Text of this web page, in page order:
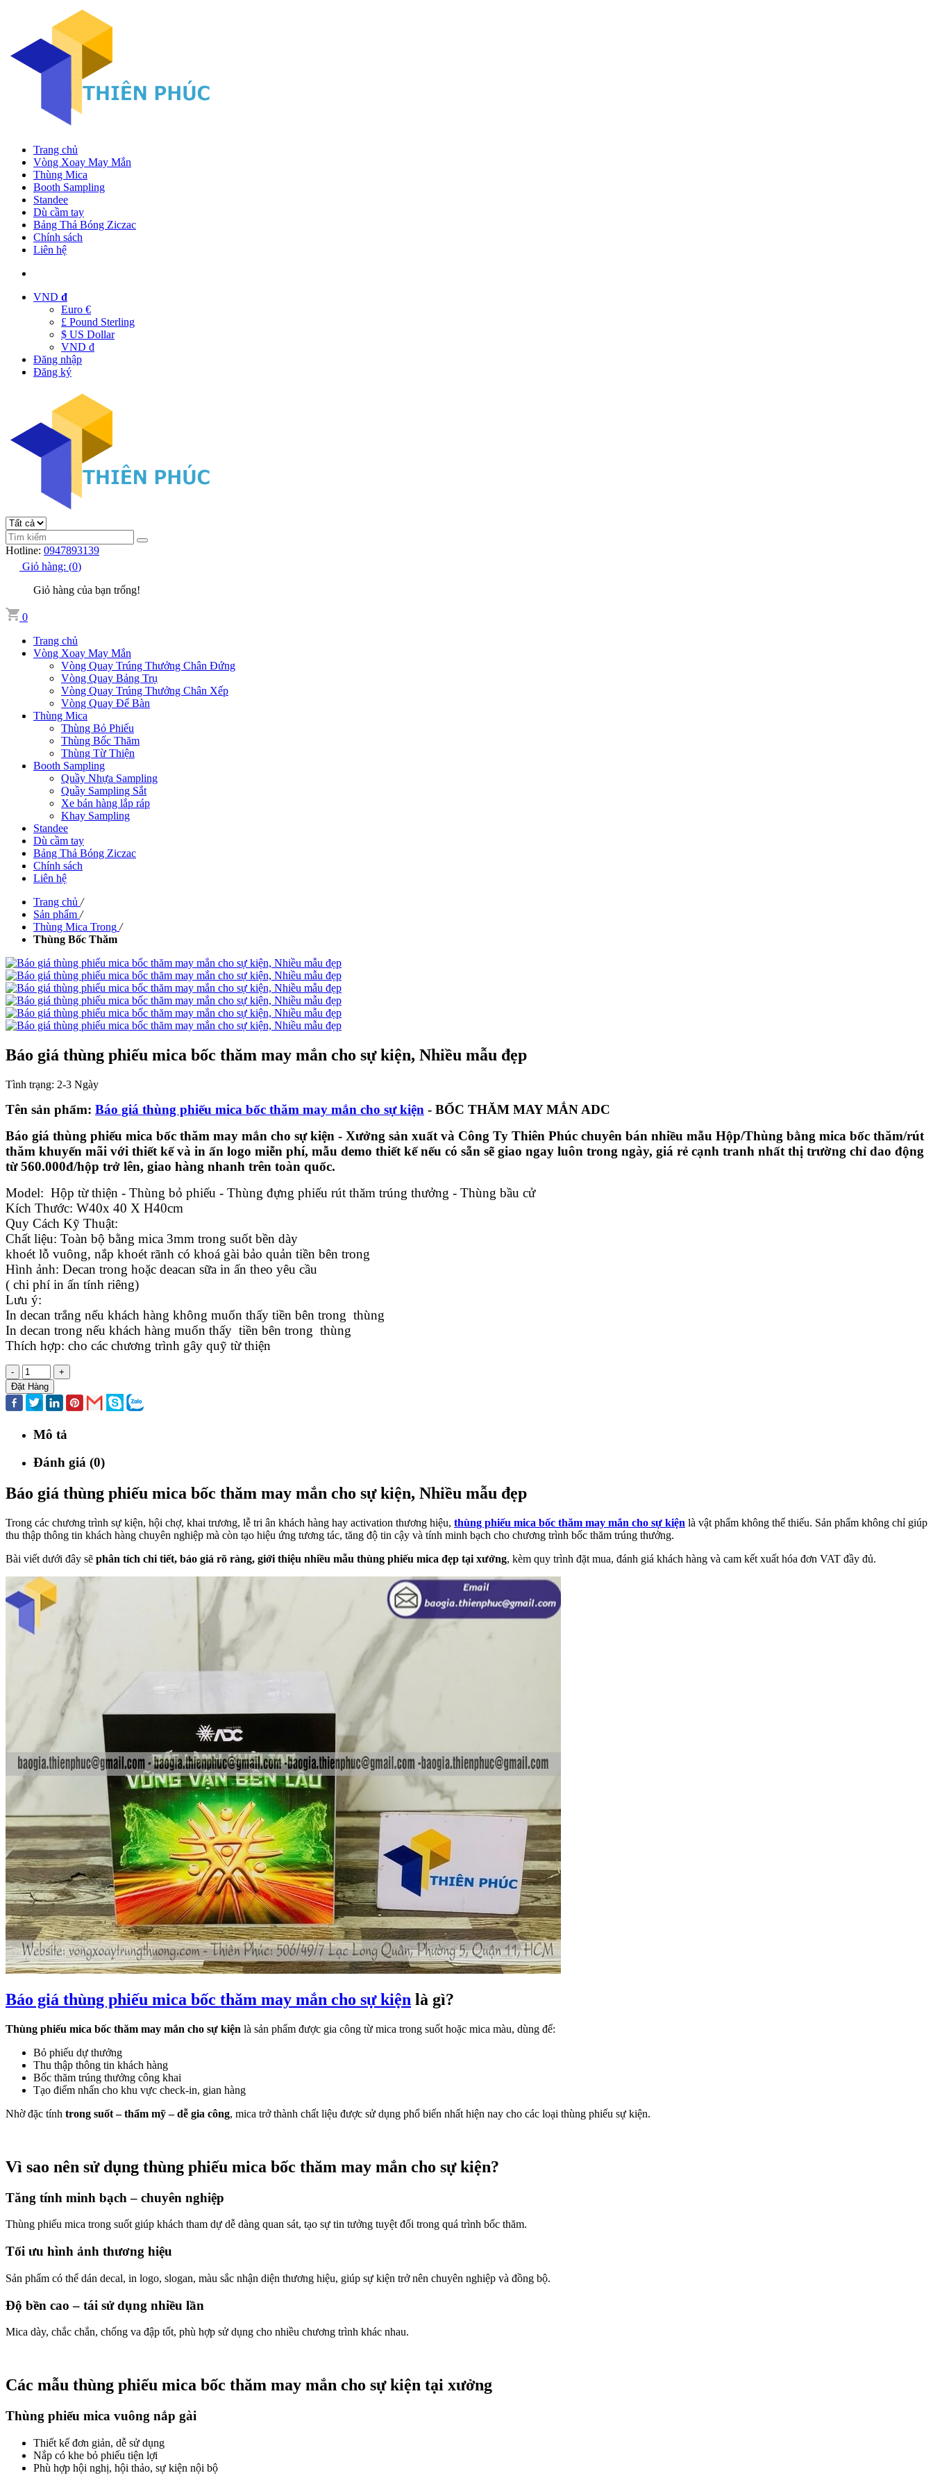
Trang chủ
Vòng Xoay May Mắn
Thùng Mica
Booth Sampling
Standee
Dù cầm tay
Bảng Thả Bóng Ziczac
Chính sách
Liên hệ
VND đ
Euro €
£ Pound Sterling
$ US Dollar
VND đ
Đăng nhập
Đăng ký
Hotline: 0947893139
Giỏ hàng: (0)
Giỏ hàng của bạn trống!
0
Trang chủ
Vòng Xoay May Mắn
Vòng Quay Trúng Thưởng Chân Đứng
Vòng Quay Bảng Trụ
Vòng Quay Trúng Thưởng Chân Xếp
Vòng Quay Để Bàn
Thùng Mica
Thùng Bỏ Phiếu
Thùng Bốc Thăm
Thùng Từ Thiện
Booth Sampling
Quầy Nhựa Sampling
Quầy Sampling Sắt
Xe bán hàng lắp ráp
Khay Sampling
Standee
Dù cầm tay
Bảng Thả Bóng Ziczac
Chính sách
Liên hệ
Trang chủ /
Sản phẩm /
Thùng Mica Trong /
Thùng Bốc Thăm
Báo giá thùng phiếu mica bốc thăm may mắn cho sự kiện, Nhiều mẫu đẹp
Tình trạng: 2-3 Ngày
Tên sản phẩm: Báo giá thùng phiếu mica bốc thăm may mắn cho sự kiện - BỐC THĂM MAY MẮN ADC
Báo giá thùng phiếu mica bốc thăm may mắn cho sự kiện - Xưởng sản xuất và Công Ty Thiên Phúc chuyên bán nhiều mẫu Hộp/Thùng bằng mica bốc thăm/rút
thăm khuyến mãi với thiết kế và in ấn logo miễn phí, mẫu demo thiết kế nếu có sẵn sẽ giao ngay luôn trong ngày, giá rẻ cạnh tranh nhất thị trường chỉ dao động
từ 560.000đ/hộp trở lên, giao hàng nhanh trên toàn quốc.
Model: Hộp từ thiện - Thùng bỏ phiếu - Thùng đựng phiếu rút thăm trúng thưởng - Thùng bầu cử
Kích Thước: W40x 40 X H40cm
Quy Cách Kỹ Thuật:
Chất liệu: Toàn bộ bằng mica 3mm trong suốt bền dày
khoét lỗ vuông, nắp khoét rãnh có khoá gài bảo quản tiền bên trong
Hình ảnh: Decan trong hoặc deacan sữa in ấn theo yêu cầu
( chi phí in ấn tính riêng)
Lưu ý:
In decan trắng nếu khách hàng không muốn thấy tiền bên trong thùng
In decan trong nếu khách hàng muốn thấy tiền bên trong thùng
Thích hợp: cho các chương trình gây quỹ từ thiện
-
+
Đặt Hàng
Mô tả
Đánh giá (0)
Báo giá thùng phiếu mica bốc thăm may mắn cho sự kiện, Nhiều mẫu đẹp
Trong các chương trình sự kiện, hội chợ, khai trương, lễ tri ân khách hàng hay activation thương hiệu, thùng phiếu mica bốc thăm may mắn cho sự kiện là vật phẩm không thể thiếu. Sản phẩm không chỉ giúp
thu thập thông tin khách hàng chuyên nghiệp mà còn tạo hiệu ứng tương tác, tăng độ tin cậy và tính minh bạch cho chương trình bốc thăm trúng thưởng.
Bài viết dưới đây sẽ phân tích chi tiết, báo giá rõ ràng, giới thiệu nhiều mẫu thùng phiếu mica đẹp tại xưởng, kèm quy trình đặt mua, đánh giá khách hàng và cam kết xuất hóa đơn VAT đầy đủ.
Báo giá thùng phiếu mica bốc thăm may mắn cho sự kiện là gì?
Thùng phiếu mica bốc thăm may mắn cho sự kiện là sản phẩm được gia công từ mica trong suốt hoặc mica màu, dùng để:
Bỏ phiếu dự thưởng
Thu thập thông tin khách hàng
Bốc thăm trúng thưởng công khai
Tạo điểm nhấn cho khu vực check-in, gian hàng
Nhờ đặc tính trong suốt – thẩm mỹ – dễ gia công, mica trở thành chất liệu được sử dụng phổ biến nhất hiện nay cho các loại thùng phiếu sự kiện.
Vì sao nên sử dụng thùng phiếu mica bốc thăm may mắn cho sự kiện?
Tăng tính minh bạch – chuyên nghiệp
Thùng phiếu mica trong suốt giúp khách tham dự dễ dàng quan sát, tạo sự tin tưởng tuyệt đối trong quá trình bốc thăm.
Tối ưu hình ảnh thương hiệu
Sản phẩm có thể dán decal, in logo, slogan, màu sắc nhận diện thương hiệu, giúp sự kiện trở nên chuyên nghiệp và đồng bộ.
Độ bền cao – tái sử dụng nhiều lần
Mica dày, chắc chắn, chống va đập tốt, phù hợp sử dụng cho nhiều chương trình khác nhau.
Các mẫu thùng phiếu mica bốc thăm may mắn cho sự kiện tại xưởng
Thùng phiếu mica vuông nắp gài
Thiết kế đơn giản, dễ sử dụng
Nắp có khe bỏ phiếu tiện lợi
Phù hợp hội nghị, hội thảo, sự kiện nội bộ